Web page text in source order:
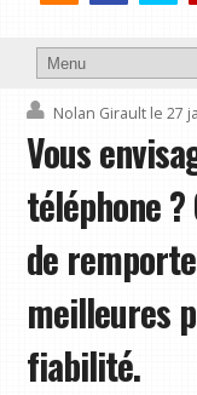
Nolan Girault le 27
Vous
téléphone
de
meilleures
fiabilité.